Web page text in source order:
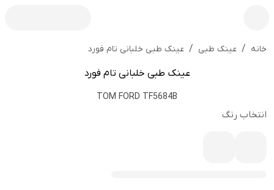
خانه / عینک طبی / عینک طبی خلبانی تام فورد
عینک طبی خلبانی تام فورد
TOM FORD TF5684B
انتخاب رنگ